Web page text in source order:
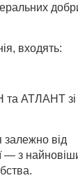
входять:
та АТЛАНТ зi
залежно від
— з